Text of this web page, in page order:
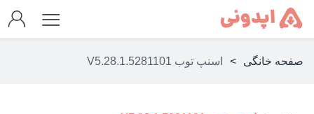
صفحه خانگی > اسنپ توب V5.28.1.5281101